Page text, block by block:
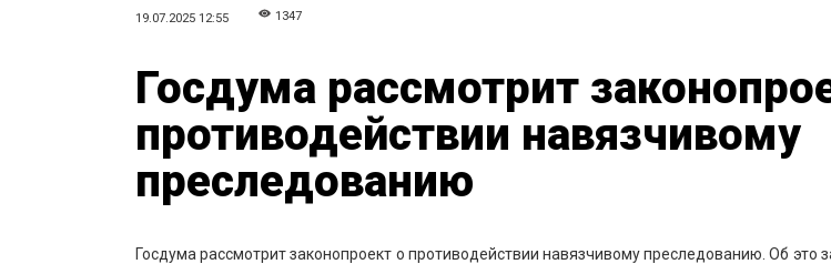
19.07.2025 12:55 1347
Госдума рассмотрит
противодействии навязчивому
преследованию
Госдума рассмотрит законопроект о противодействии навязчивому преследованию. Об это